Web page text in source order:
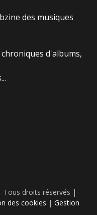
des musiques
d'albums,
Tous droits réservés |
des cookies | Gestion